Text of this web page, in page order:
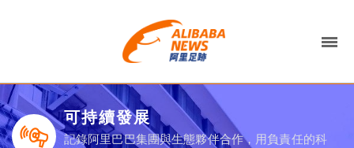
可持續發展
記錄阿里巴巴集團與生態夥伴合作，用負責任的科